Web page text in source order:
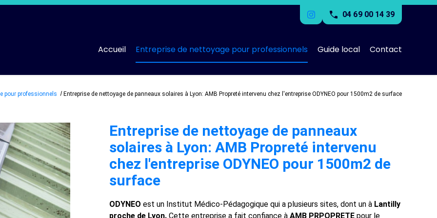
04 69 00 14 39
Accueil Entreprise de nettoyage pour professionnels Guide local Contact
pour professionnels Entreprise de nettoyage de panneaux solaires à Lyon: AMB Propreté intervenu chez l'entreprise ODYNEO pour 1500m2 de surface
Entreprise de nettoyage de panneaux
solaires à Lyon: AMB Propreté intervenu
chez l'entreprise ODYNEO pour 1500m2 de
surface
ODYNEO est un Institut Médico-Pédagogique qui a plusieurs sites, dont un à Lantilly
proche de Lyon. Cette entreprise a fait confiance à AMB PRPOPRETE pour le